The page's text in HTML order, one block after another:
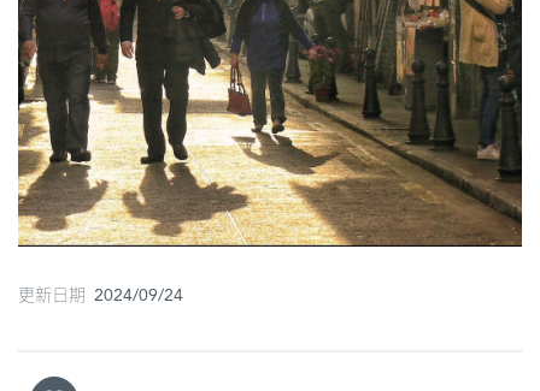
教
堂
街
市
更新日期 2024/09/24